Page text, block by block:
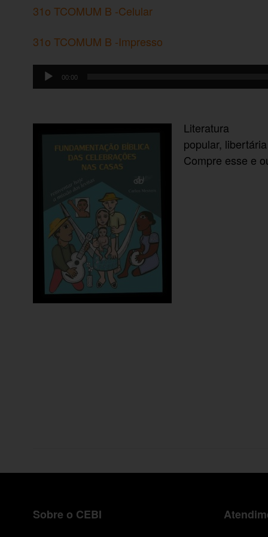
31o TCOMUM B -Celular
31o TCOMUM B -Impresso
Tocador
de
00:00
Literatura
popular,
Compre esse e
Sobre o CEBI